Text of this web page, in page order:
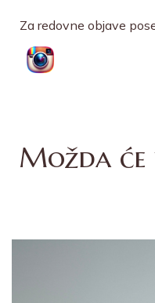
Za redovne objave
Možda će